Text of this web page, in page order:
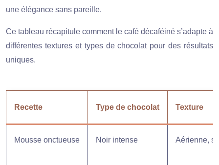
une élégance sans pareille.
Ce tableau récapitule comment le café décaféiné s’adapte à
différentes textures et types de chocolat pour des résultats
uniques.
Recette Type de chocolat Texture
Mousse onctueuse Noir intense Aérienne,